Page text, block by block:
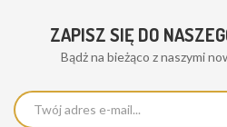
ZAPISZ SIĘ DO
Bądż na bieżąco z naszymi